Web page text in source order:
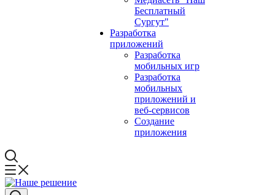
Бесплатный
Сургут"
Разработка
приложений
Разработка
мобильных игр
Разработка
мобильных
приложений и
веб-сервисов
Создание
приложения